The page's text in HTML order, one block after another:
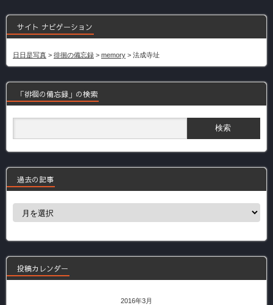
サイト ナビゲーション
日日是写真 > 徘徊の備忘録 > memory > 法成寺址
「徘徊の備忘録」の検索
過去の記事
過
事
投稿カレンダー
2016年3月